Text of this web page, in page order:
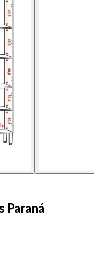
Paraná